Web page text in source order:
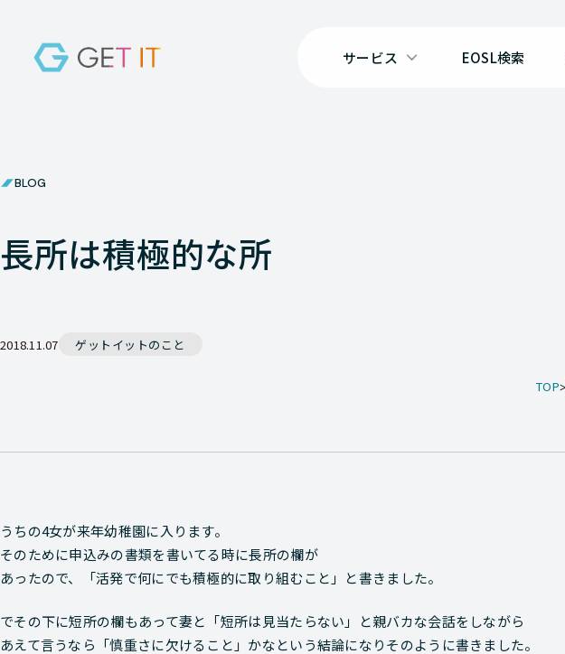
サービス EOSL検索
BLOG
長所は積極的な所
2018.11.07 ゲットイットのこと
TOP
うちの4女が来年幼稚園に入ります。
そのために申込みの書類を書いてる時に長所の欄が
あったので、「活発で何にでも積極的に取り組むこと」と書きました。
でその下に短所の欄もあって妻と「短所は見当たらない」と親バカな会話をしながら
あえて言うなら「慎重さに欠けること」かなという結論になりそのように書きました。